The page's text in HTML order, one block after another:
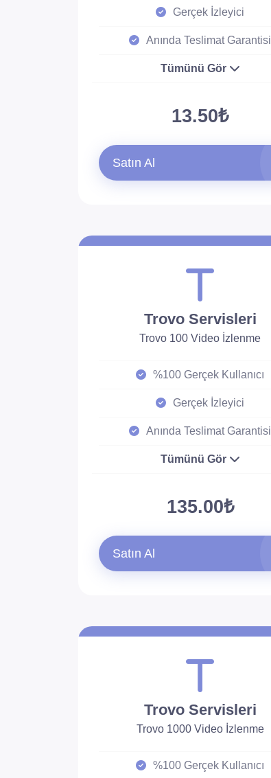
Gerçek İzleyici
Anında Teslimat Garantisi
Tümünü Gör
13.50₺
Satın Al
Trovo Servisleri
Trovo 100 Video İzlenme
%100 Gerçek Kullanıcı
Gerçek İzleyici
Anında Teslimat Garantisi
Tümünü Gör
135.00₺
Satın Al
Trovo Servisleri
Trovo 1000 Video İzlenme
%100 Gerçek Kullanıcı